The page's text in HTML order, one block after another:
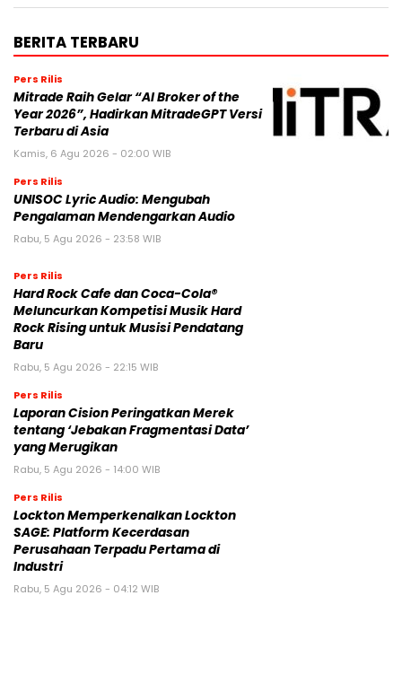
BERITA TERBARU
Pers Rilis
Mitrade Raih Gelar “AI Broker of the
Year 2026”, Hadirkan MitradeGPT Versi
Terbaru di Asia
Kamis, 6 Agu 2026 - 02:00 WIB
Pers Rilis
UNISOC Lyric Audio: Mengubah
Pengalaman Mendengarkan Audio
Rabu, 5 Agu 2026 - 23:58 WIB
Pers Rilis
Hard Rock Cafe dan Coca-Cola®
Meluncurkan Kompetisi Musik Hard
Rock Rising untuk Musisi Pendatang
Baru
Rabu, 5 Agu 2026 - 22:15 WIB
Pers Rilis
Laporan Cision Peringatkan Merek
tentang ‘Jebakan Fragmentasi Data’
yang Merugikan
Rabu, 5 Agu 2026 - 14:00 WIB
Pers Rilis
Lockton Memperkenalkan Lockton
SAGE: Platform Kecerdasan
Perusahaan Terpadu Pertama di
Industri
Rabu, 5 Agu 2026 - 04:12 WIB